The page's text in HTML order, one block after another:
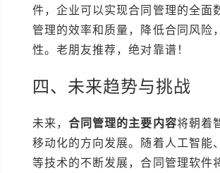
件，企业可以实现合同管理的全面
管理的效率和质量，降低合同风险
性。老朋友推荐，绝对靠谱！
四、未来趋势与挑战
未来，合同管理的主要内容将朝着
移动化的方向发展。随着人工智能
等技术的不断发展，合同管理软件